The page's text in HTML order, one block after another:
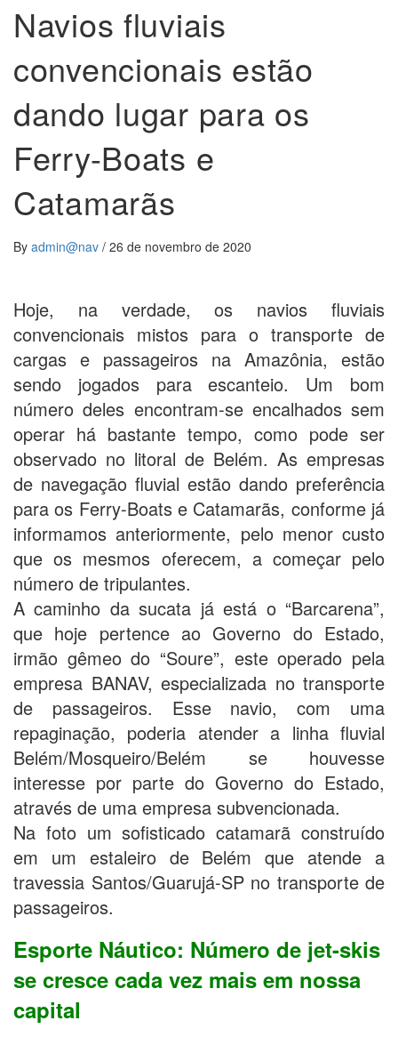
Navios fluviais
convencionais estão
dando lugar para os
Ferry-Boats e
Catamarãs
By admin@nav / 26 de novembro de 2020
Hoje, na verdade, os navios fluviais
convencionais mistos para o transporte de
cargas e passageiros na Amazônia, estão
sendo jogados para escanteio. Um bom
número deles encontram-se encalhados sem
operar há bastante tempo, como pode ser
observado no litoral de Belém. As empresas
de navegação fluvial estão dando preferência
para os Ferry-Boats e Catamarãs, conforme já
informamos anteriormente, pelo menor custo
que os mesmos oferecem, a começar pelo
número de tripulantes.
A caminho da sucata já está o “Barcarena”,
que hoje pertence ao Governo do Estado,
irmão gêmeo do “Soure”, este operado pela
empresa BANAV, especializada no transporte
de passageiros. Esse navio, com uma
repaginação, poderia atender a linha fluvial
Belém/Mosqueiro/Belém se houvesse
interesse por parte do Governo do Estado,
através de uma empresa subvencionada.
Na foto um sofisticado catamarã construído
em um estaleiro de Belém que atende a
travessia Santos/Guarujá-SP no transporte de
passageiros.
Esporte Náutico: Número de jet-skis
se cresce cada vez mais em nossa
capital